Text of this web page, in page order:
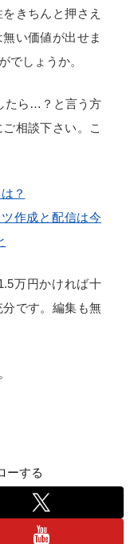
きちんと押さえ
い価値が出せま
でしょうか。
たら…？と言う方
相談下さい。こ
？
作成と配信は今
万円かければ十
です。編集も無
ーする